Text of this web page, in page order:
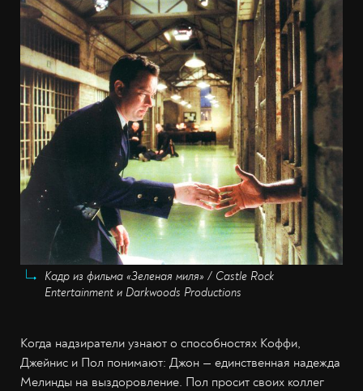
Кадр из фильма «Зеленая миля» / Castle Rock
Entertainment и Darkwoods Productions
Когда надзиратели узнают о способностях Коффи,
Джейнис и Пол понимают: Джон — единственная надежда
Мелинды на выздоровление. Пол просит своих коллег